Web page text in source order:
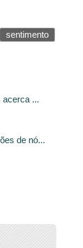
sentimento
acerca ...
de nó...